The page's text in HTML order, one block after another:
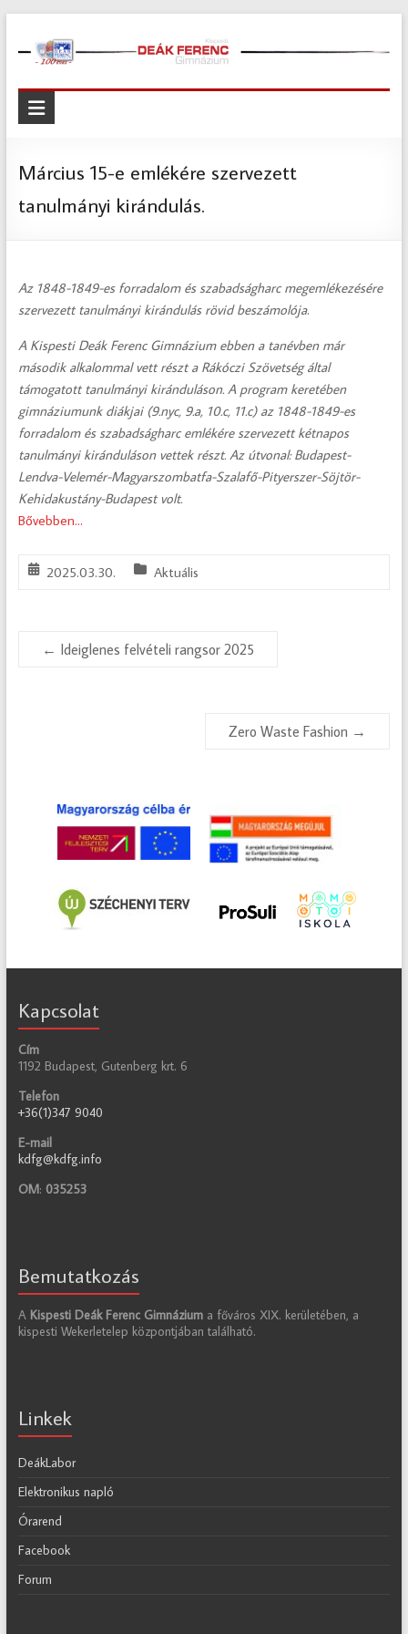
Kispesti
Ferenc
Gimnázium
Ferenc
Március 15-e emlékére szervezett
tanulmányi kirándulás.
Az 1848-1849-es forradalom és szabadságharc megemlékezésére
szervezett tanulmányi kirándulás rövid beszámolója.
A Kispesti Deák Ferenc Gimnázium ebben a tanévben már
második alkalommal vett részt a Rákóczi Szövetség által
támogatott tanulmányi kiránduláson. A program keretében
gimnáziumunk diákjai (9.nyc, 9.a, 10.c, 11.c) az 1848-1849-es
forradalom és szabadságharc emlékére szervezett kétnapos
tanulmányi kiránduláson vettek részt. Az útvonal: Budapest-
Lendva-Velemér-Magyarszombatfa-Szalafő-Pityerszer-Söjtör-
Kehidakustány-Budapest volt.
Bővebben…
2025.03.30. Aktuális
← Ideiglenes felvételi rangsor 2025
Zero Waste Fashion →
Kapcsolat
Cím
1192 Budapest, Gutenberg krt. 6
Telefon
+36(1)347 9040
E-mail
kdfg@kdfg.info
OM: 035253
Bemutatkozás
A Kispesti Deák Ferenc Gimnázium a főváros XIX. kerületében, a
kispesti Wekerletelep központjában található.
Linkek
DeákLabor
Elektronikus napló
Órarend
Facebook
Forum